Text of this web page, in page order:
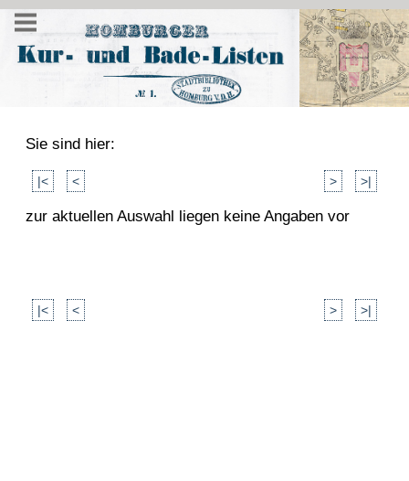
Sie sind hier:
|< < > >|
zur aktuellen Auswahl liegen keine Angaben vor
|< < > >|